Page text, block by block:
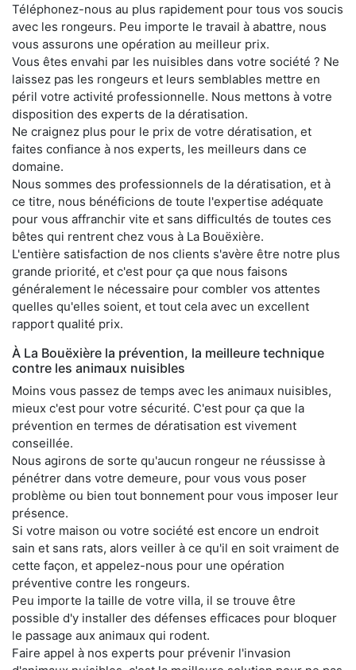
Téléphonez-nous au plus rapidement pour tous vos soucis
avec les rongeurs. Peu importe le travail à abattre, nous
vous assurons une opération au meilleur prix.
Vous êtes envahi par les nuisibles dans votre société ? Ne
laissez pas les rongeurs et leurs semblables mettre en
péril votre activité professionnelle. Nous mettons à votre
disposition des experts de la dératisation.
Ne craignez plus pour le prix de votre dératisation, et
faites confiance à nos experts, les meilleurs dans ce
domaine.
Nous sommes des professionnels de la dératisation, et à
ce titre, nous bénéficions de toute l'expertise adéquate
pour vous affranchir vite et sans difficultés de toutes ces
bêtes qui rentrent chez vous à La Bouëxière.
L'entière satisfaction de nos clients s'avère être notre plus
grande priorité, et c'est pour ça que nous faisons
généralement le nécessaire pour combler vos attentes
quelles qu'elles soient, et tout cela avec un excellent
rapport qualité prix.
À La Bouëxière la prévention, la meilleure technique
contre les animaux nuisibles
Moins vous passez de temps avec les animaux nuisibles,
mieux c'est pour votre sécurité. C'est pour ça que la
prévention en termes de dératisation est vivement
conseillée.
Nous agirons de sorte qu'aucun rongeur ne réussisse à
pénétrer dans votre demeure, pour vous vous poser
problème ou bien tout bonnement pour vous imposer leur
présence.
Si votre maison ou votre société est encore un endroit
sain et sans rats, alors veiller à ce qu'il en soit vraiment de
cette façon, et appelez-nous pour une opération
préventive contre les rongeurs.
Peu importe la taille de votre villa, il se trouve être
possible d'y installer des défenses efficaces pour bloquer
le passage aux animaux qui rodent.
Faire appel à nos experts pour prévenir l'invasion